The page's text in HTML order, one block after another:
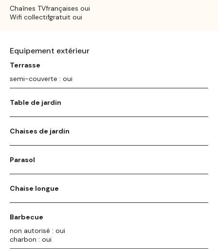
Chaînes TVfrançaises oui
Wifi collectifgratuit oui
Equipement extérieur
Terrasse
semi-couverte : oui
Table de jardin
Chaises de jardin
Parasol
Chaise longue
Barbecue
non autorisé : oui
charbon : oui